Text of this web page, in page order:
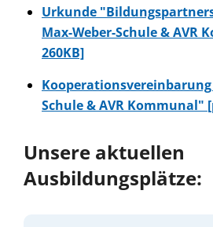
Urkunde
Max-Weber-Schule & AVR
260KB]
Schule & AVR Kommunal"
Unsere aktuellen
Ausbildungsplätze: